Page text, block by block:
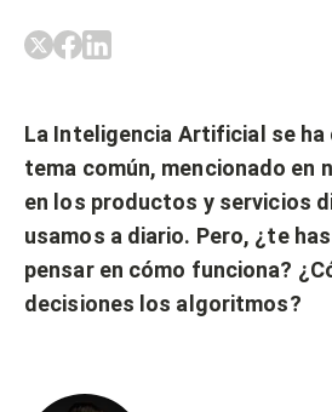
La Inteligencia Artificial se ha
tema común, mencionado en
en los productos y servicios
usamos a diario. Pero, ¿te
pensar en cómo funciona?
decisiones los algoritmos?